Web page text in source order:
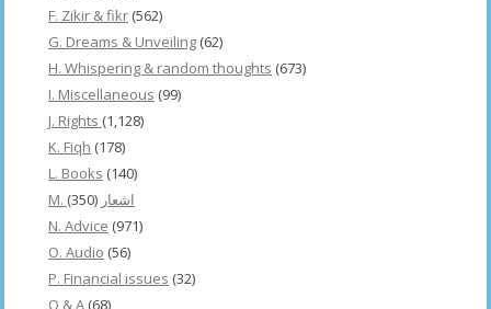
F. Zikir & fikr (562)
G. Dreams & Unveiling (62)
H. Whispering & random thoughts (673)
I. Miscellaneous (99)
J. Rights (1,128)
K. Fiqh (178)
L. Books (140)
M. اشعار (350)
N. Advice (971)
O. Audio (56)
P. Financial issues (32)
Q & A (68)